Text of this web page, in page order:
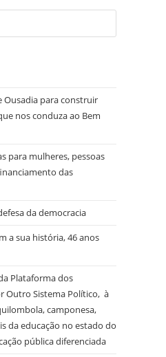
Ousadia para construir
nos conduza ao Bem
para mulheres, pessoas
das
da democracia
a sua história, 46 anos
Plataforma dos
Outro Sistema Político, à
camponesa,
da educação no estado do
pública diferenciada